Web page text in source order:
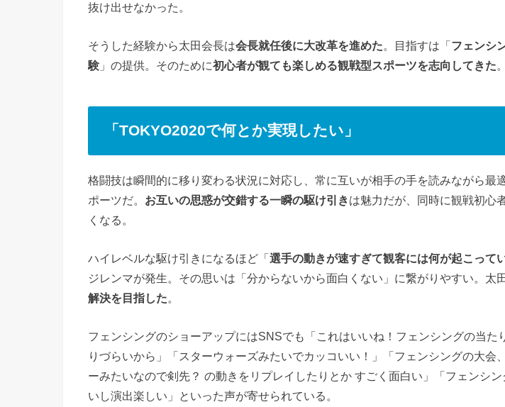
抜け出せなかった。
そうした経験から太田会長は会長就任後に大改革を進めた。目指すは「 フェンシ
験 」の提供。そのために初心者が観ても楽しめる観戦型スポーツを志向してきた。
「TOKYO2020で何とか実現したい」
格闘技は瞬間的に移り変わる状況に対応し、常に互いが相手の手を読みながら最
ポーツだ。 お互いの思惑が交錯する一瞬の駆け引きは魅力だが、同時に観戦初心
くなる。
ハイレベルな駆け引きになるほど「選手の動きが速すぎて観客には何が起こって
ジレンマが発生。その思いは「分からないから面白くない」に繋がりやすい。太
解決を目指した。
フェンシングのショーアップにはSNSでも「これはいいね！フェンシングの当た
りづらいから」「スターウォーズみたいでカッコいい！」「フェンシングの大会
ーみたいなので剣先？ の動きをリプレイしたりとか すごく面白い」「フェンシ
いし演出楽しい」といった声が寄せられている。